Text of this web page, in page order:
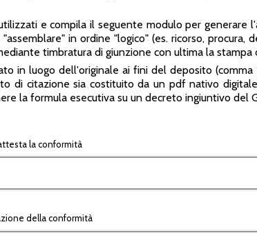
e compila il seguente modulo per
in ordine "logico" (es. ricorso, procura,
timbratura di giunzione con ultima la
in luogo dell'originale ai fini del deposito (comma
di citazione sia costituito da un pdf nativo
la formula esecutiva su un decreto ingiuntivo del
la conformità
della conformità